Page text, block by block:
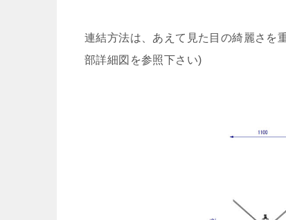
連結方法は、あえて見た目の綺麗さを
部詳細図を参照下さい)